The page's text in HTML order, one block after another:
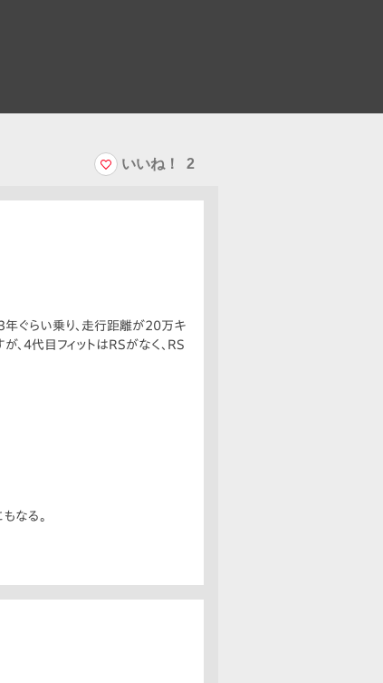
いいね！ 2
年ぐらい乗り、走行距離が20万キ
、4代目フィットはRSがなく、RS
なる。